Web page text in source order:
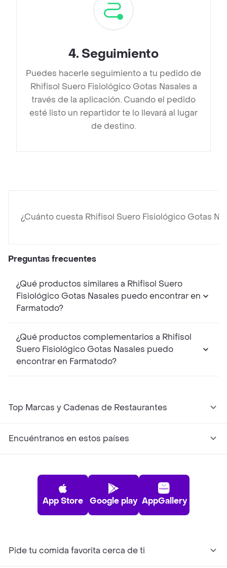
4. Seguimiento
Puedes hacerle seguimiento a tu pedido de
Rhifisol Suero Fisiológico Gotas Nasales a
través de la aplicación. Cuando el pedido
esté listo un repartidor te lo llevará al lugar
de destino.
¿Cuánto cuesta Rhifisol Suero Fisiológico Gotas
Preguntas frecuentes
¿Qué productos similares a Rhifisol Suero
Fisiológico Gotas Nasales puedo encontrar en
Farmatodo?
¿Qué productos complementarios a Rhifisol
Suero Fisiológico Gotas Nasales puedo
encontrar en Farmatodo?
Top Marcas y Cadenas de Restaurantes
Encuéntranos en estos países
App Store Google play AppGallery
Pide tu comida favorita cerca de ti